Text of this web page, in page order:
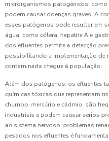
microrganismos patogênicos,
podem causar doenças graves. A
esses patógenos pode resultar em
água, como cólera, hepatite A e
dos efluentes permite a detecção
possibilitando a implementação de
contaminada chegue à população.
Além dos patógenos, os efluentes
químicas tóxicas que representam
chumbo, mercúrio e cádmio, são
industriais e podem causar sérios
ao sistema nervoso, problemas
pesados nos efluentes é